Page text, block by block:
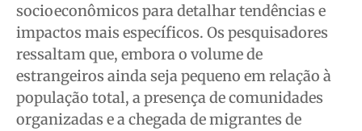
socioeconômicos para detalhar tendências e
impactos mais específicos. Os pesquisadores
ressaltam que, embora o volume de
estrangeiros ainda seja pequeno em relação à
população total, a presença de comunidades
organizadas e a chegada de migrantes de